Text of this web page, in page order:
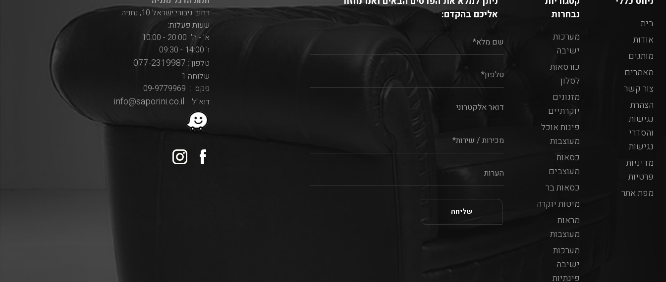
בית
אודות
מותגים
מאמרים
צור קשר
הצהרת
נגישות
והסדרי
נגישות
מדיניות
פרטיות
מפת אתר
נבחרות
מערכות
ישיבה
כורסאות
לסלון
מזנונים
יוקרתיים
פינות אוכל
מעוצבות
כסאות
מעוצבים
כסאות בר
מיטות יוקרה
מראות
מעוצבות
מערכות
ישיבה
פינתיות
אליכם בהקדם:
רחוב גיבורי ישראל 10, נתניה
שעות פעלות:
א' - ה' 20:00 - 10:00
ו' 14:00 - 09:30
טלפון : 077-2319987
שלוחה 1
פקס : 09-9779969
דוא"ל : info@saporini.co.il